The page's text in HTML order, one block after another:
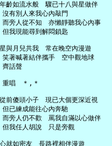
齡如流水般　驟已十八與星做伴
有別人來我心內敲門
旁人從不知　亦懶靜聽我心內事
我現能尋到解悶鎖匙
與月兒共我　常在晚空內漫遊
著喊著結伴攜手　空中觀地球
話聲
唱　＊,＊
前傻頭小子　現已大個更深近視
已練成能往心內奔馳
旁人仍不歡　罵我自滿以心做伴
我任人胡說　只是旁觀
就如密友　長路裡相伴漫遊